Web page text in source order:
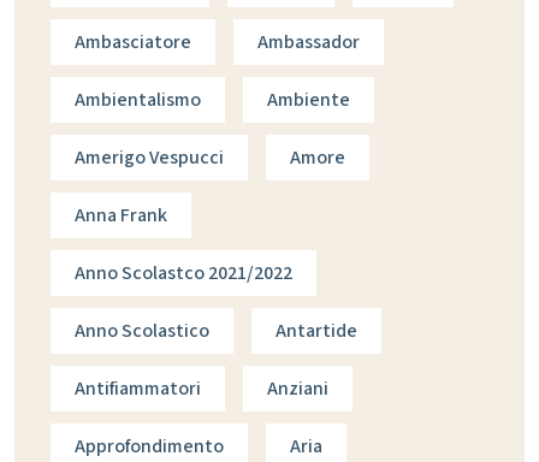
Ambasciatore Ambassador
Ambientalismo Ambiente
Amerigo Vespucci Amore
Anna Frank
Anno Scolastco 2021/2022
Anno Scolastico Antartide
Antifiammatori Anziani
Approfondimento Aria